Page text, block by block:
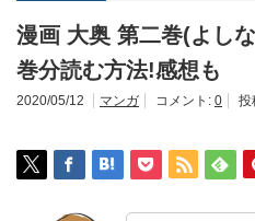
漫画 大奥 第二巻(よし
巻分読む方法!感想も
2020/05/12 マンガ コメント: 0 投